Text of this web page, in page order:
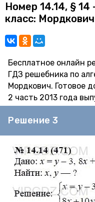
11 класс
Номер 14.14, § 14
класс: Мордкович
Бесплатное онлайн
ГДЗ решебника по
Мордкович. Готовое
2 часть 2013 года
Решение 3